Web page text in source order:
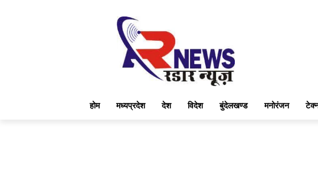
होम मध्यप्रदेश देश विदेश बुंदेलखण्ड मनोरंजन